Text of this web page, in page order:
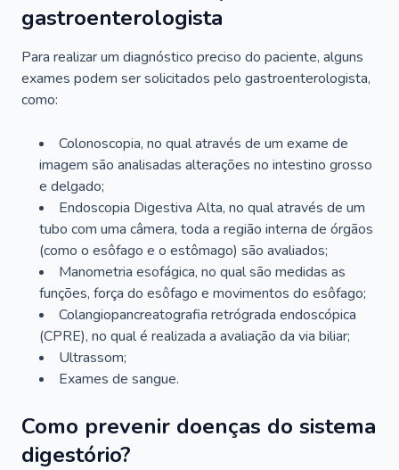
gastroenterologista
Para realizar um diagnóstico preciso do paciente, alguns
exames podem ser solicitados pelo gastroenterologista,
como:
Colonoscopia, no qual através de um exame de
imagem são analisadas alterações no intestino grosso
e delgado;
Endoscopia Digestiva Alta, no qual através de um
tubo com uma câmera, toda a região interna de órgãos
(como o esôfago e o estômago) são avaliados;
Manometria esofágica, no qual são medidas as
funções, força do esôfago e movimentos do esôfago;
Colangiopancreatografia retrógrada endoscópica
(CPRE), no qual é realizada a avaliação da via biliar;
Ultrassom;
Exames de sangue.
Como prevenir doenças do sistema
digestório?